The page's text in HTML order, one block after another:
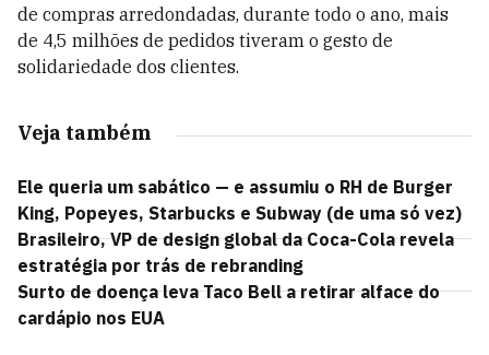
de compras arredondadas, durante todo o ano, mais
de 4,5 milhões de pedidos tiveram o gesto de
solidariedade dos clientes.
Veja também
Ele queria um sabático — e assumiu o RH de Burger
King, Popeyes, Starbucks e Subway (de uma só vez)
Brasileiro, VP de design global da Coca-Cola revela
estratégia por trás de rebranding
Surto de doença leva Taco Bell a retirar alface do
cardápio nos EUA